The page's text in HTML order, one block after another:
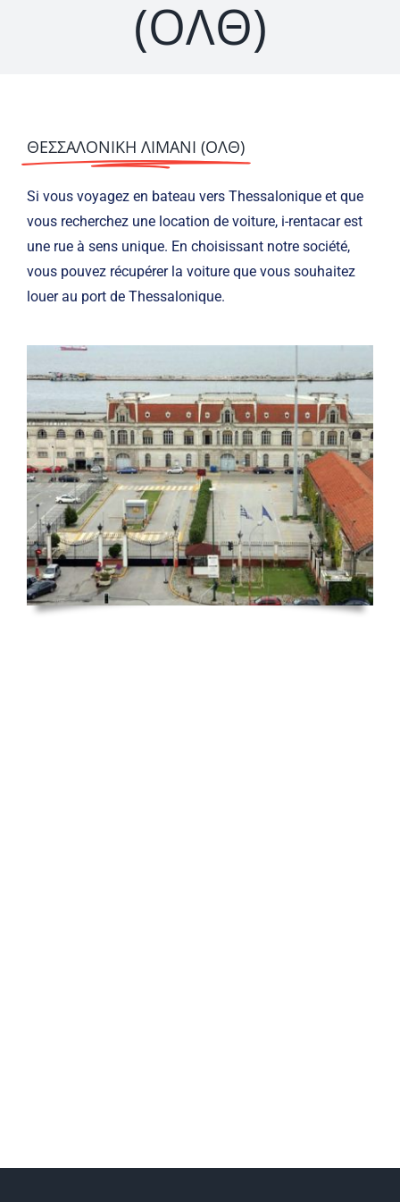
(ΟΛΘ)
ΘΕΣΣΑΛΟΝΙΚΗ ΛΙΜΑΝΙ (ΟΛΘ)
Si vous voyagez en bateau vers Thessalonique et que
vous recherchez une location de voiture, i-rentacar est
une rue à sens unique. En choisissant notre société,
vous pouvez récupérer la voiture que vous souhaitez
louer au port de Thessalonique.